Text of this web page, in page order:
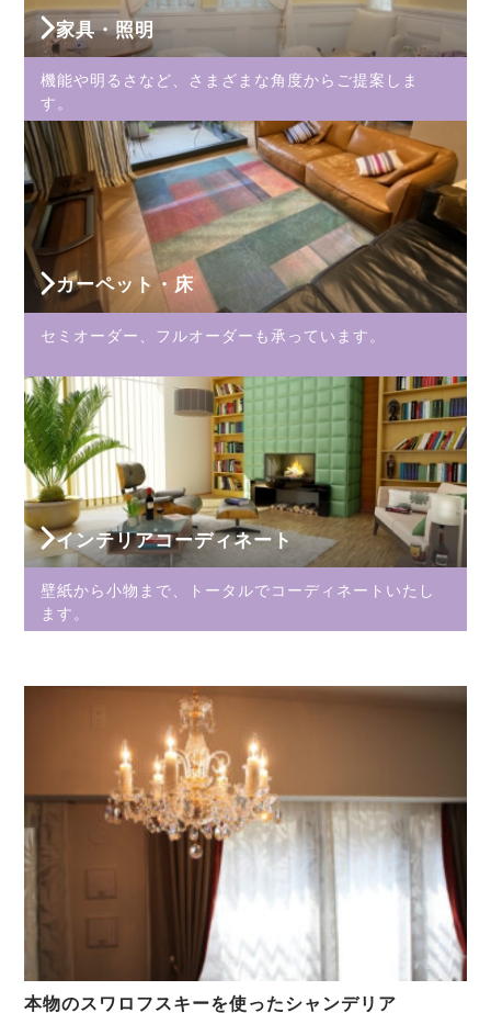
家具・照明
機能や明るさなど、さまざまな角度からご提案しま
す。
カーペット・床
セミオーダー、フルオーダーも承っています。
インテリアコーディネート
壁紙から小物まで、トータルでコーディネートいたし
ます。
本物のスワロフスキーを使ったシャンデリア